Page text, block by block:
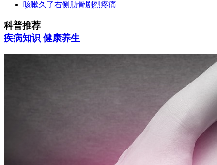
咳嗽久了右侧肋骨剧烈疼痛
科普推荐
疾病知识 健康养生